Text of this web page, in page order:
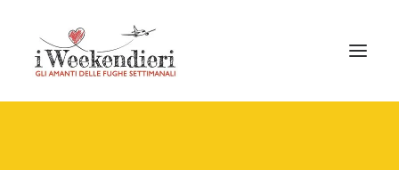
10 VIAGGI DA FARE